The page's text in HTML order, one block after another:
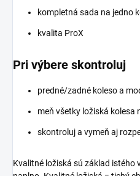
kompletná sada na jedno
kvalita ProX
Pri výbere skontroluj
predné/zadné koleso a
meň všetky ložiská kolesa
skontroluj a vymeň aj
Kvalitné ložiská sú základ istého